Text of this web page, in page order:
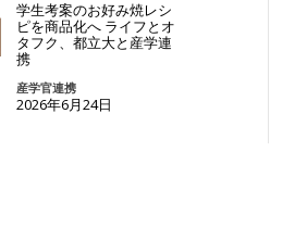
学生考案のお好み焼レシ
ピを商品化へ ライフとオ
タフク、都立大と産学連
携
産学官連携
2026年6月24日